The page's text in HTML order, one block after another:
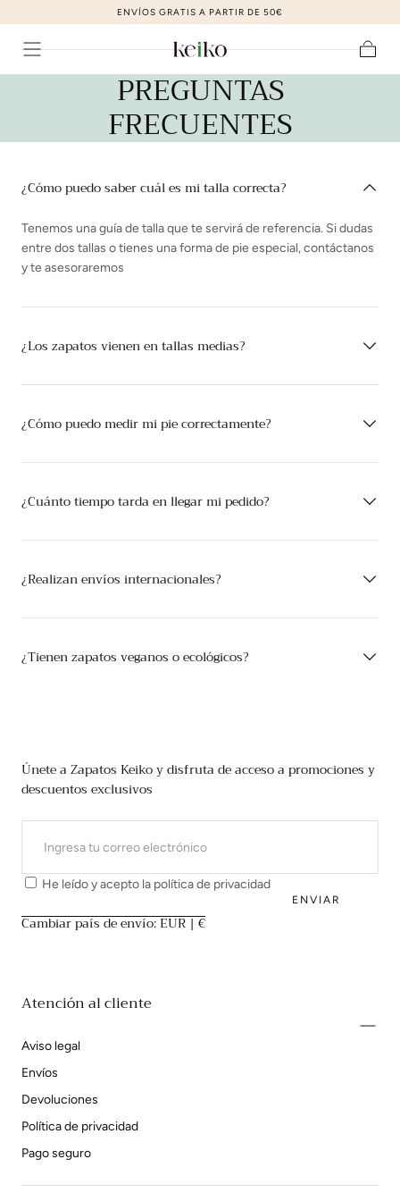
ir al contenido
ENVÍOS GRATIS A PARTIR DE 50€
PREGUNTAS
FRECUENTES
¿Cómo puedo saber cuál es mi talla correcta?
Tenemos una guía de talla que te servirá de referencia. Si dudas
entre dos tallas o tienes una forma de pie especial, contáctanos
y te asesoraremos
¿Los zapatos vienen en tallas medias?
¿Cómo puedo medir mi pie correctamente?
¿Cuánto tiempo tarda en llegar mi pedido?
¿Realizan envíos internacionales?
¿Tienen zapatos veganos o ecológicos?
Únete a Zapatos Keiko y disfruta de acceso a promociones y
descuentos exclusivos
CORREO
He leído y acepto la política de privacidad
ENVIAR
Cambiar país de envío: EUR | €
Atención al cliente
Aviso legal
Envíos
Devoluciones
Política de privacidad
Pago seguro